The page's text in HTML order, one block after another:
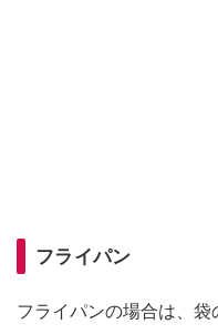
フライパン
フライパンの場合は、